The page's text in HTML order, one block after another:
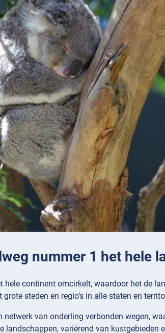
nummer 1 het hele
continent omcirkelt, waardoor het de
steden en regio’s in alle staten en
van onderling verbonden wegen,
variërend van kustgebieden